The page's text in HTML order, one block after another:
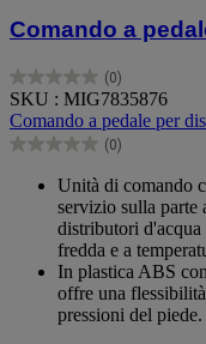
Comando a
(0)
0.0
su
5
stelle.
SKU : MIG7835876
Comando a pedale per
(0)
0.0
Unità di comando
servizio sulla parte
distributori
fredda e a
In plastica ABS
offre una
pressioni del piede.